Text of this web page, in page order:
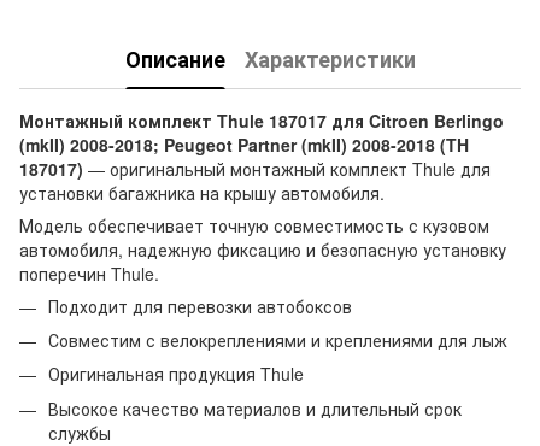
Описание Характеристики
Монтажный комплект Thule 187017 для Citroen Berlingo
(mkII) 2008-2018; Peugeot Partner (mkII) 2008-2018 (TH
187017) — оригинальный монтажный комплект Thule для
установки багажника на крышу автомобиля.
Модель обеспечивает точную совместимость с кузовом
автомобиля, надежную фиксацию и безопасную установку
поперечин Thule.
Подходит для перевозки автобоксов
Совместим с велокреплениями и креплениями для лыж
Оригинальная продукция Thule
Высокое качество материалов и длительный срок
службы